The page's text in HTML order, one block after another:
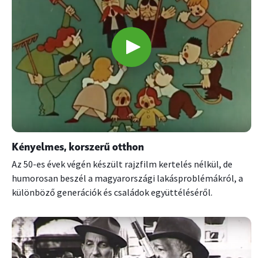
Kényelmes, korszerű otthon
Az 50-es évek végén készült rajzfilm kertelés nélkül, de
humorosan beszél a magyarországi lakásproblémákról, a
különböző generációk és családok együttéléséről.